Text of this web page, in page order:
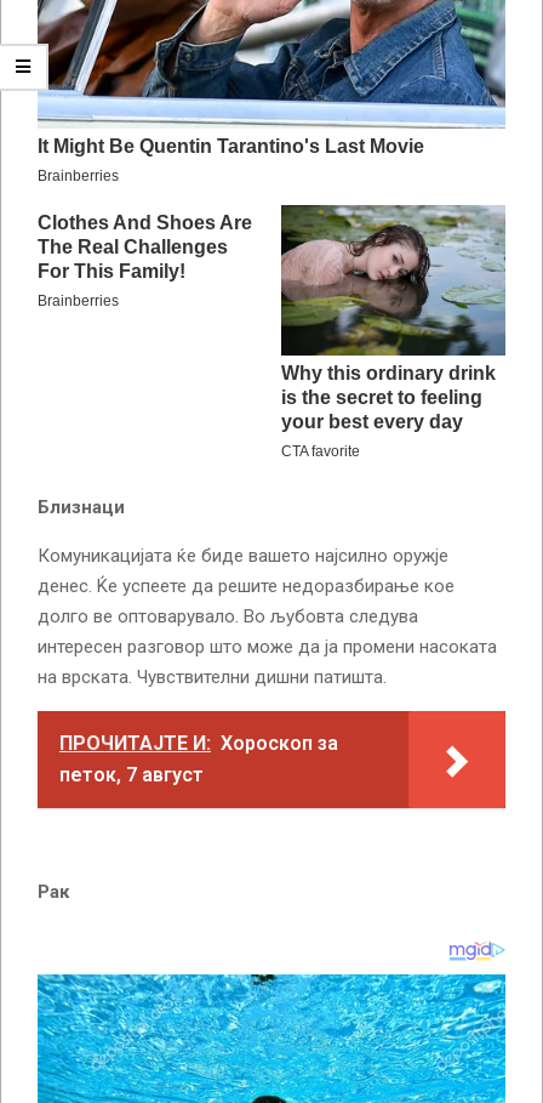
Близнаци
Комуникацијата ќе биде вашето најсилно оружје
денес. Ќе успеете да решите недоразбирање кое
долго ве оптоварувало. Во љубовта следува
интересен разговор што може да ја промени насоката
на врската. Чувствителни дишни патишта.
ПРОЧИТАЈТЕ И: Хороскоп за
петок, 7 август
Рак